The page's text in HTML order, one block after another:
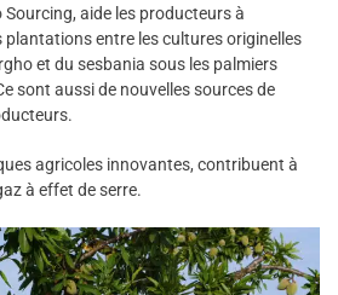
aide les producteurs à
plantations entre les cultures originelles
et du sesbania sous les palmiers
sont aussi de nouvelles sources de
agricoles innovantes, contribuent à
à effet de serre.